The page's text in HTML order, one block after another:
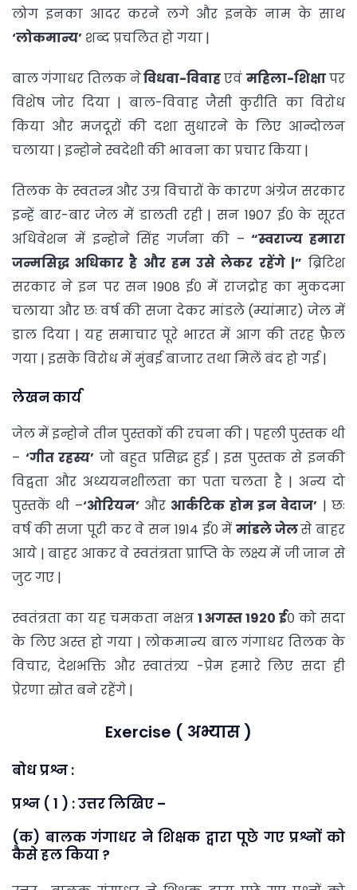
लोग इनका आदर करने लगे और इनके नाम के साथ
‘लोकमान्य’ शब्द प्रचलित हो गया |
बाल गंगाधर तिलक नेविधवा-विवाहएवं महिला-शिक्षापर
विशेष जोर दिया | बाल-विवाह जैसी कुरीति का विरोध
किया और मजदूरों की दशा सुधारने के लिए आन्दोलन
चलाया | इन्होने स्वदेशी की भावना का प्रचार किया |
तिलक के स्वतन्त्र और उग्र विचारों के कारण अंग्रेज सरकार
इन्हें बार-बार जेल में डालती रही | सन 1907 ई० के सूरत
अधिवेशन में इन्होने सिंह गर्जना की –“स्वराज्य हमारा
जन्मसिद्ध अधिकार है और हम उसे लेकर रहेंगे |” ब्रिटिश
सरकार ने इन पर सन 1908 ई० में राजद्रोह का मुकदमा
चलाया और छः वर्ष की सजा देकर मांडले (म्यांमार) जेल में
डाल दिया | यह समाचार पूरे भारत में आग की तरह फ़ैल
गया | इसके विरोध में मुंबई बाजार तथा मिलें बंद हो गई |
लेखन कार्य
जेल में इन्होने तीन पुस्तकों की रचना की | पहली पुस्तक थी
– ‘गीत रहस्य’ जो बहुत प्रसिद्ध हुई | इस पुस्तक से इनकी
विद्वता और अध्ययनशीलता का पता चलता है | अन्य दो
पुस्तकें थी –‘ओरियन’और आर्कटिक होम इन वेदाज’ | छः
वर्ष की सजा पूरी कर वे सन 1914 ई० में मांडले जेलसे बाहर
आये | बाहर आकर वे स्वतंत्रता प्राप्ति के लक्ष्य में जी जान से
जुट गए |
स्वतंत्रता का यह चमकता नक्षत्र 1 अगस्त 1920 ई० को सदा
के लिए अस्त हो गया | लोकमान्य बाल गंगाधर तिलक के
विचार, देशभक्ति और स्वातंत्र्य -प्रेम हमारे लिए सदा ही
प्रेरणा स्रोत बने रहेंगे |
Exercise ( अभ्यास )
बोध प्रश्न :
प्रश्न ( 1 ) : उत्तर लिखिए –
(क) बालक गंगाधर ने शिक्षक द्वारा पूछे गए प्रश्नों को
कैसे हल किया ?